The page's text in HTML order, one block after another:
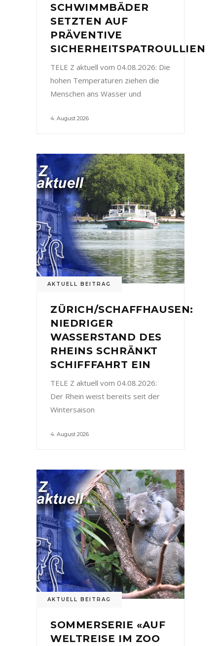
SCHWIMMBÄDER
SETZTEN AUF
PRÄVENTIVE
SICHERHEITSPATROULLIEN
TELE Z aktuell vom 04.08.2026: Die
hohen Temperaturen ziehen die
Menschen ans Wasser und
4. August 2026
AKTUELL BEITRAG
ZÜRICH/SCHAFFHAUSEN:
NIEDRIGER
WASSERSTAND DES
RHEINS SCHRÄNKT
SCHIFFFAHRT EIN
TELE Z aktuell vom 04.08.2026:
Der Rhein weist bereits seit der
Wintersaison
4. August 2026
AKTUELL BEITRAG
SOMMERSERIE «AUF
WELTREISE IM ZOO